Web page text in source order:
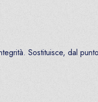
Sostituisce, dal